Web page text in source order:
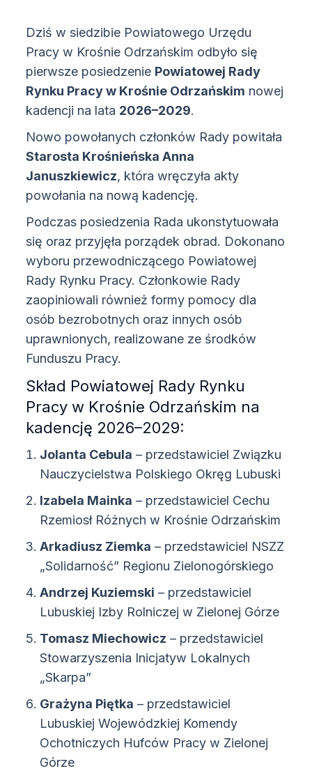
Dziś w siedzibie Powiatowego Urzędu
Pracy w Krośnie Odrzańskim odbyło się
pierwsze posiedzenie Powiatowej Rady
Rynku Pracy w Krośnie Odrzańskim nowej
kadencji na lata 2026–2029.
Nowo powołanych członków Rady powitała
Starosta Krośnieńska Anna
Januszkiewicz, która wręczyła akty
powołania na nową kadencję.
Podczas posiedzenia Rada ukonstytuowała
się oraz przyjęła porządek obrad. Dokonano
wyboru przewodniczącego Powiatowej
Rady Rynku Pracy. Członkowie Rady
zaopiniowali również formy pomocy dla
osób bezrobotnych oraz innych osób
uprawnionych, realizowane ze środków
Funduszu Pracy.
Skład Powiatowej Rady Rynku
Pracy w Krośnie Odrzańskim na
kadencję 2026–2029:
Jolanta Cebula – przedstawiciel Związku
Nauczycielstwa Polskiego Okręg Lubuski
Izabela Mainka – przedstawiciel Cechu
Rzemiosł Różnych w Krośnie Odrzańskim
Arkadiusz Ziemka – przedstawiciel NSZZ
„Solidarność” Regionu Zielonogórskiego
Andrzej Kuziemski – przedstawiciel
Lubuskiej Izby Rolniczej w Zielonej Górze
Tomasz Miechowicz – przedstawiciel
Stowarzyszenia Inicjatyw Lokalnych
„Skarpa”
Grażyna Piętka – przedstawiciel
Lubuskiej Wojewódzkiej Komendy
Ochotniczych Hufców Pracy w Zielonej
Górze